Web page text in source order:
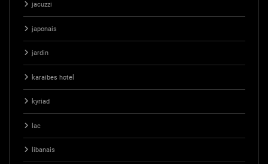
jacuzzi
japonais
jardin
karaibes hotel
kyriad
lac
libanais